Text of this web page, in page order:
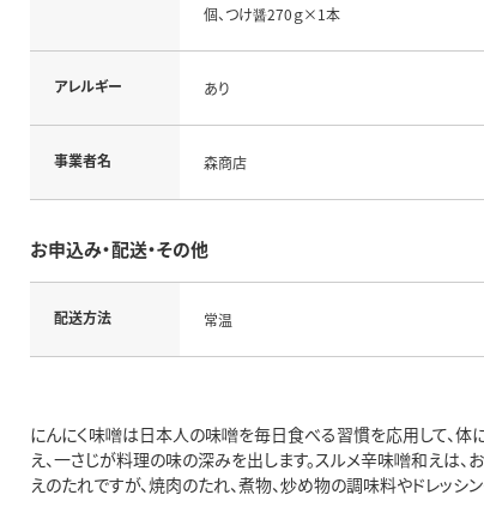
個、つけ醤270ｇ×1本
アレルギー あり
事業者名 森商店
お申込み・配送・その他
配送方法 常温
にんにく味噌は日本人の味噌を毎日食べる習慣を応用して、体に
え、一さじが料理の味の深みを出します。スルメ辛味噌和えは
えのたれですが、焼肉のたれ、煮物、炒め物の調味料やドレッ